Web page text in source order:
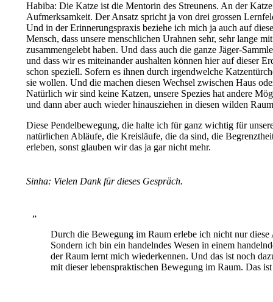
Habiba: Die Katze ist die Mentorin des Streunens. An der
Aufmerksamkeit. Der Ansatz spricht ja von drei grossen
Und in der Erinnerungspraxis beziehe ich mich ja auch auf
Mensch, dass unsere menschlichen Urahnen sehr, sehr lange
zusammengelebt haben. Und dass auch die ganze Jäger-
und dass wir es miteinander aushalten können hier auf dieser
schon speziell. Sofern es ihnen durch irgendwelche
sie wollen. Und die machen diesen Wechsel zwischen Haus
Natürlich wir sind keine Katzen, unsere Spezies hat andere
und dann aber auch wieder hinausziehen in diesen wilden
Diese Pendelbewegung, die halte ich für ganz wichtig für
natürlichen Abläufe, die Kreisläufe, die da sind, die
erleben, sonst glauben wir das ja gar nicht mehr.
Sinha: Vielen Dank für dieses Gespräch.
Durch die Bewegung im Raum erlebe ich nicht nur
Sondern ich bin ein handelndes Wesen in einem
der Raum lernt mich wiederkennen. Und das ist noch
mit dieser lebenspraktischen Bewegung im Raum. Das